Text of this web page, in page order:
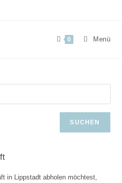
0 Menü
SUCHEN
in Lippstadt abholen möchtest,